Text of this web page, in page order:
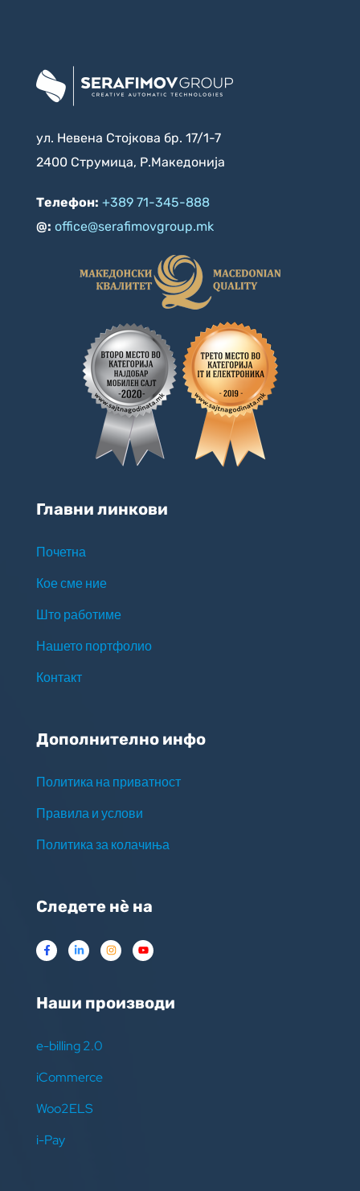
ул. Невена Стојкова бр. 17/1-7
2400 Струмица, Р.Македонија
Телефон: +389 71-345-888
@: office@serafimovgroup.mk
Главни линкови
Почетна
Кое сме ние
Што работиме
Нашето портфолио
Контакт
Дополнително инфо
Политика на приватност
Правила и услови
Политика за колачиња
Следете нѐ на
Наши производи
e-billing 2.0
iCommerce
Woo2ELS
i-Pay